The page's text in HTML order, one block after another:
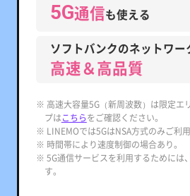
5G通信も使える
ソフトバンクのネットワー
高速＆高品質
※ 高速大容量5G（新周波数）は限定エ
プはこちらをご確認ください。
※ LINEMOでは5GはNSA方式のみご利用
※ 時間帯により速度制御の場合あり。
※ 5G通信サービスを利用するためには
す。